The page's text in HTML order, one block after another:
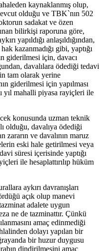
kaynaklanmış olup,
olduğu ve TBK`nın 502
sadakat ve özen
bilirkişi raporuna göre,
yapıldığı anlaşıldığından,
kazanmadığı gibi, yaptığı
giderilmesi için, davacı
davalılara ödediği tedavi
tam olarak yerine
giderilmesi için yapılması
yıl mahalli piyasa rayiçleri ile
konusunda uzman teknik
olduğu, davalıya ödediği
zararın ve davalının maruz
eski hale getirilmesi veya
süresi içerisinde yaptığı
ile hesaplattırılıp hüküm
aykırı davranışları
açık olup manevi
adalete uygun
ne de tazminattır. Çünkü
amaç edinmediği
dolayı yapılan bir
bir huzur duygusu
dindirilmesini amaç